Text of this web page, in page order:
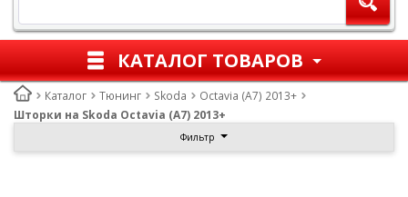
КАТАЛОГ ТОВАРОВ
Каталог Тюнинг Skoda
Octavia (A7) 2013+
Шторки на Skoda Octavia (A7) 2013+
Фильтр